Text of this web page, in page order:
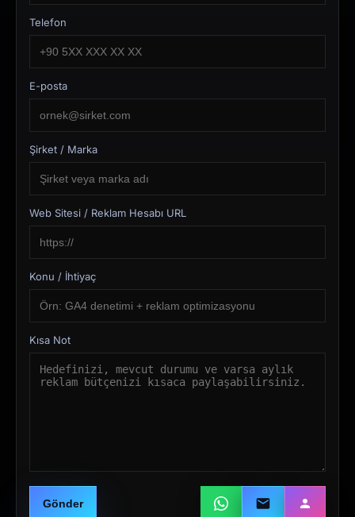
Telefon
E-posta
Şirket / Marka
Web Sitesi / Reklam Hesabı URL
Konu / İhtiyaç
Kısa Not
Gönder